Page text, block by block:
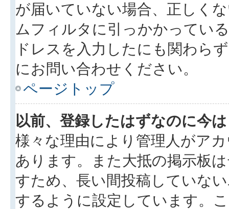
が届いていない場合、正しく
ムフィルタに引っかかってい
ドレスを入力したにも関わら
にお問い合わせください。
ページトップ
以前、登録したはずなのに今
様々な理由により管理人がア
あります。また大抵の掲示板
すため、長い間投稿していな
するように設定しています。